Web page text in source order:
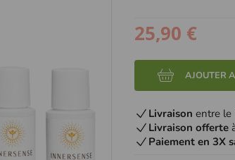
25,90 €
AJOUTER
Livraison entre
Livraison offerte
Paiement en 3X